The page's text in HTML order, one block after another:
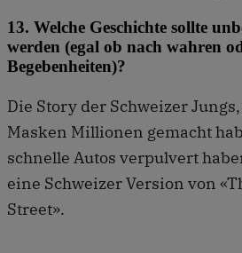
13. Welche Geschichte sollte
werden (egal ob nach wahren
Begebenheiten)?
Die Story der Schweizer
Masken Millionen gemacht
schnelle Autos verpulvert
eine Schweizer Version von
Street».